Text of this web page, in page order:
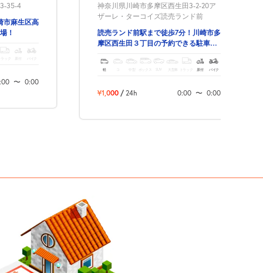
35-4
市麻生区高
！
トラック バイク
〜 0:00
神奈川県川崎市多摩区西生田3-2-20ア
ザーレ・ターコイズ読売ランド前
読売ランド前駅まで徒歩7分！川崎市多
摩区西生田３丁目の予約できる駐車
軽 中型 ボックス SUV 大型車 トラック 原付 バイク
¥1,000 / 24h 0:00 〜 0:00